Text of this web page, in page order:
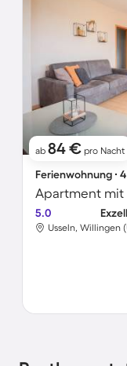
ab 84 € pro Nacht
Ferienwohnung ∙
5.0
Usseln, Willingen